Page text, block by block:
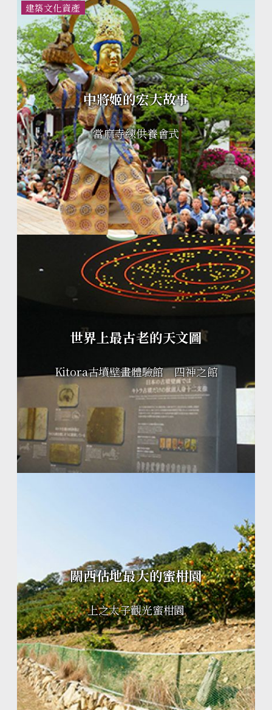
建築文化資產
中將姬的宏大故事
當麻寺練供養會式
世界上最古老的天文圖
Kitora古墳壁畫體驗館 四神之館
關西佔地最大的蜜柑園
上之太子觀光蜜柑園